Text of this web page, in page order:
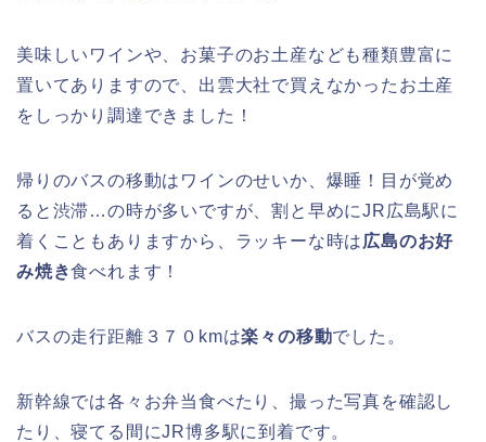
美味しいワインや、お菓子のお土産なども種類豊富に
置いてありますので、出雲大社で買えなかったお土産
をしっかり調達できました！
帰りのバスの移動はワインのせいか、爆睡！目が覚め
ると渋滞…の時が多いですが、割と早めにJR広島駅に
着くこともありますから、ラッキーな時は広島のお好
み焼き食べれます！
バスの走行距離３７０kmは楽々の移動でした。
新幹線では各々お弁当食べたり、撮った写真を確認し
たり、寝てる間にJR博多駅に到着です。